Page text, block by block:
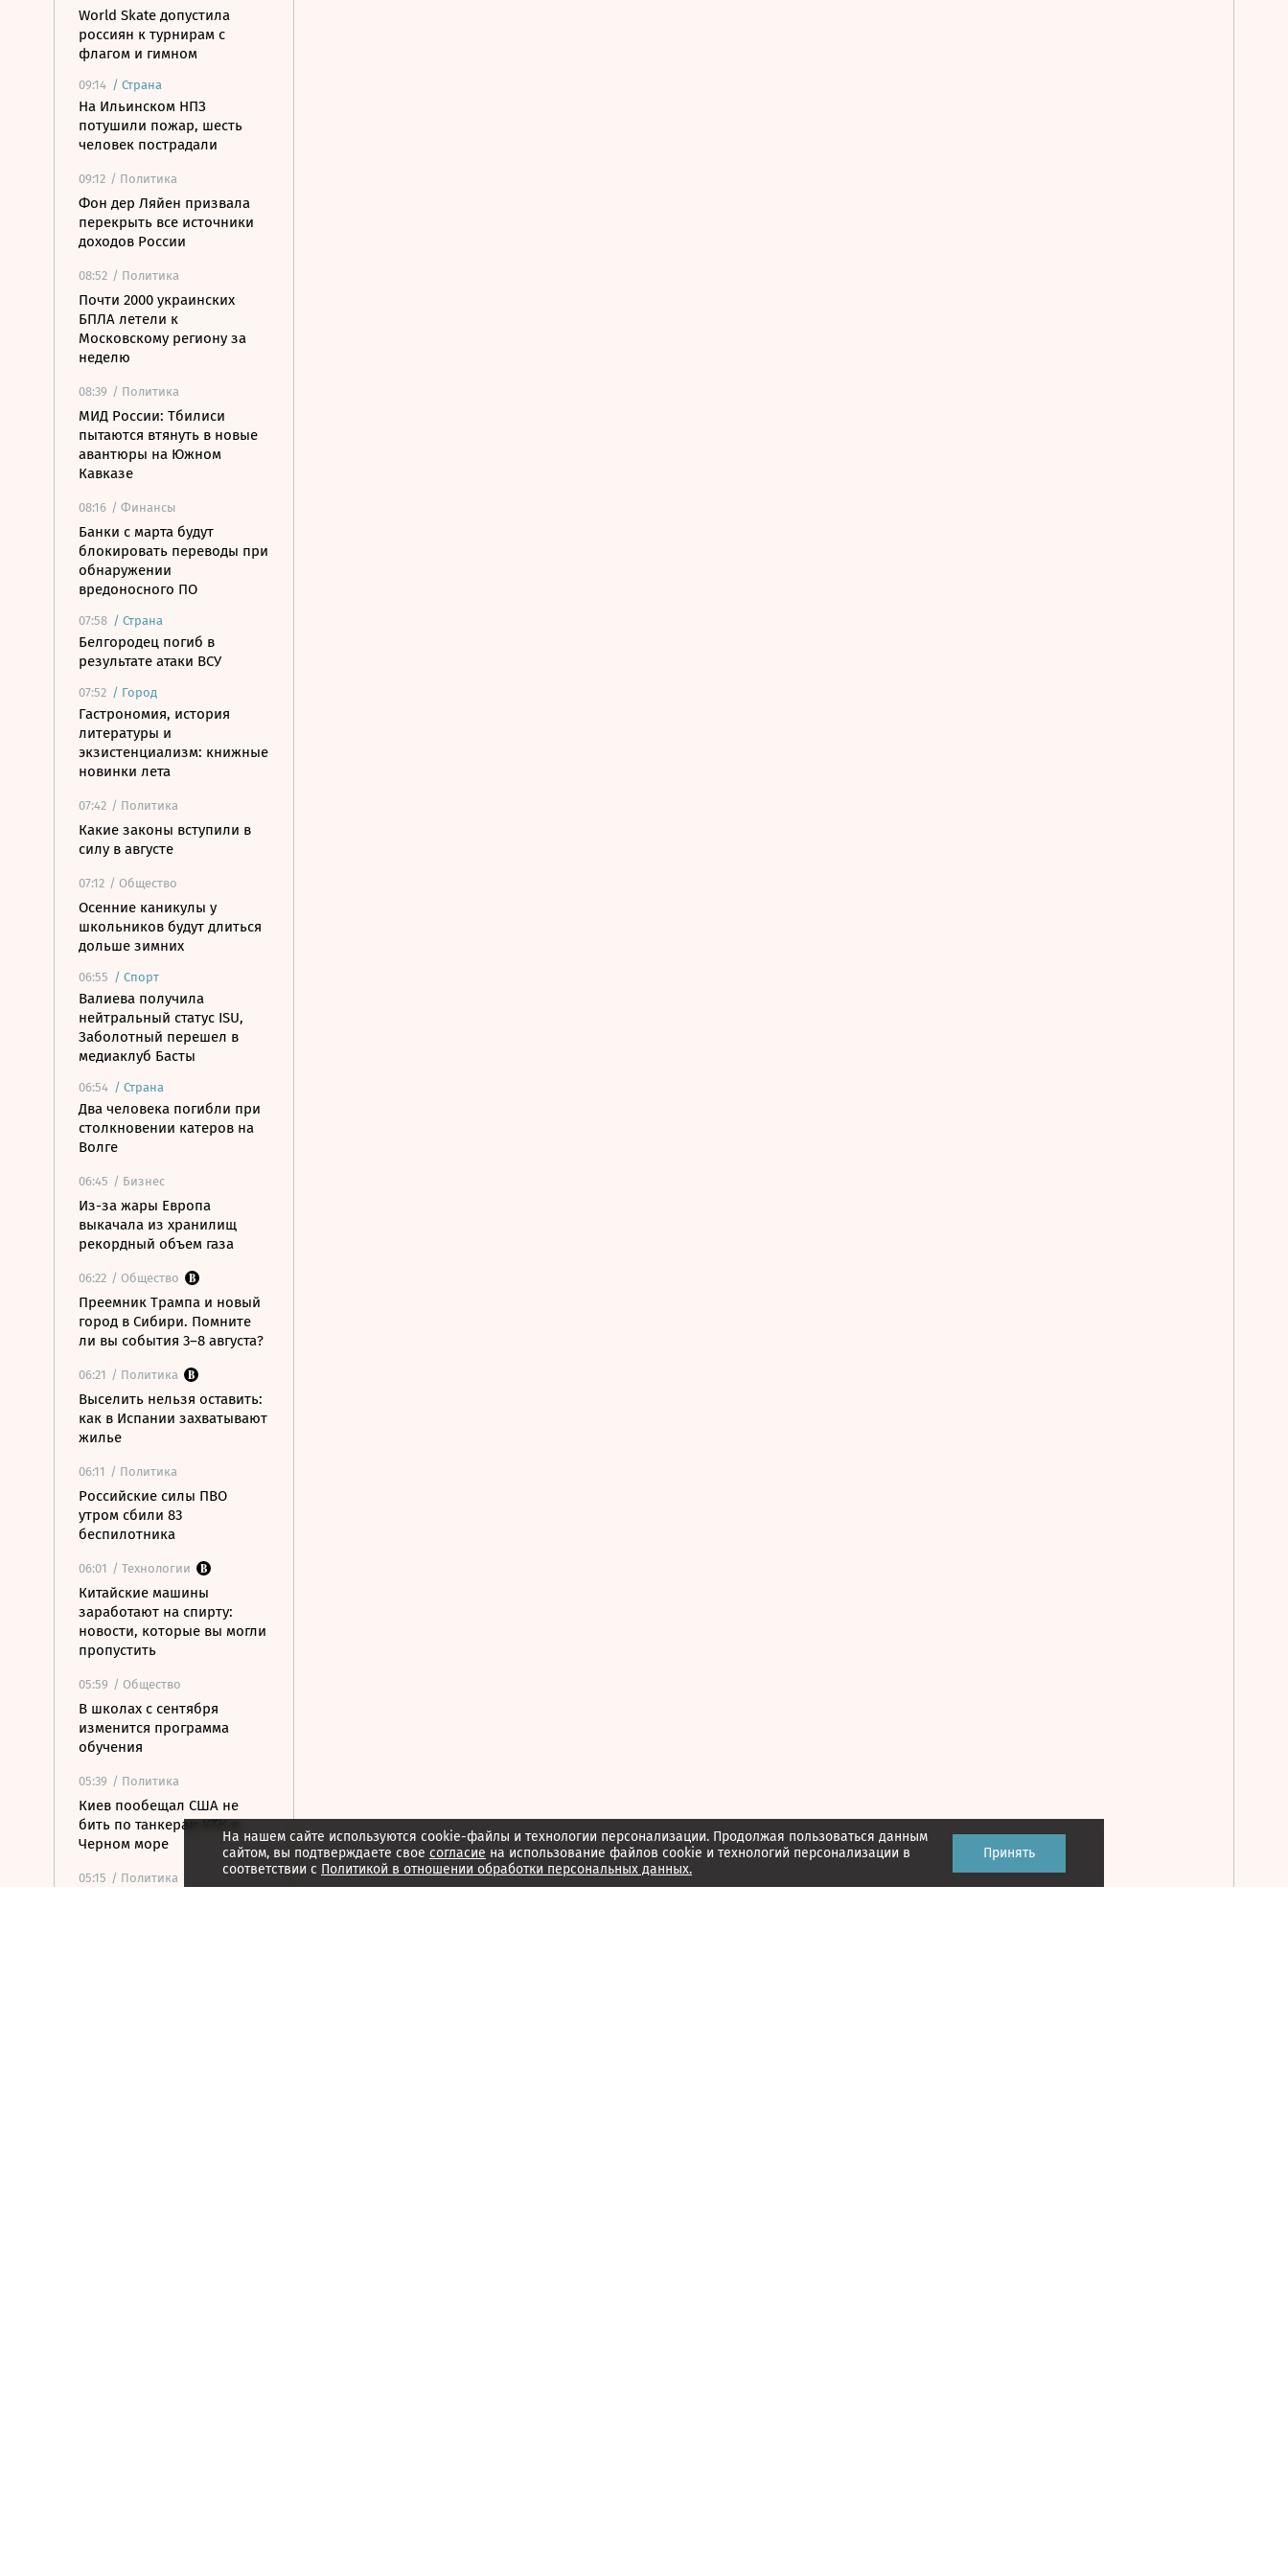
World Skate допустила
россиян к турнирам с
флагом и гимном
09:14 / Страна
На Ильинском НПЗ
потушили пожар, шесть
человек пострадали
09:12 / Политика
Фон дер Ляйен призвала
перекрыть все источники
доходов России
08:52 / Политика
Почти 2000 украинских
БПЛА летели к
Московскому региону за
неделю
08:39 / Политика
МИД России: Тбилиси
пытаются втянуть в новые
авантюры на Южном
Кавказе
08:16 / Финансы
Банки с марта будут
блокировать переводы при
обнаружении
вредоносного ПО
07:58 / Страна
Белгородец погиб в
результате атаки ВСУ
07:52 / Город
Гастрономия, история
литературы и
экзистенциализм: книжные
новинки лета
07:42 / Политика
Какие законы вступили в
силу в августе
07:12 / Общество
Осенние каникулы у
школьников будут длиться
дольше зимних
06:55 / Спорт
Валиева получила
нейтральный статус ISU,
Заболотный перешел в
медиаклуб Басты
06:54 / Страна
Два человека погибли при
столкновении катеров на
Волге
06:45 / Бизнес
Из-за жары Европа
выкачала из хранилищ
рекордный объем газа
06:22 / Общество
Преемник Трампа и новый
город в Сибири. Помните
ли вы события 3–8 августа?
06:21 / Политика
Выселить нельзя оставить:
как в Испании захватывают
жилье
06:11 / Политика
Российские силы ПВО
утром сбили 83
беспилотника
06:01 / Технологии
Китайские машины
заработают на спирту:
новости, которые вы могли
пропустить
05:59 / Общество
В школах с сентября
изменится программа
обучения
05:39 / Политика
Киев пообещал США не
бить по танкерам КТК в
Черном море
05:15 / Политика
На нашем сайте используются cookie-файлы и технологии персонализации. Продолжая пользоваться данным
сайтом, вы подтверждаете свое согласие на использование файлов cookie и технологий персонализации в
соответствии с Политикой в отношении обработки персональных данных.
Принять